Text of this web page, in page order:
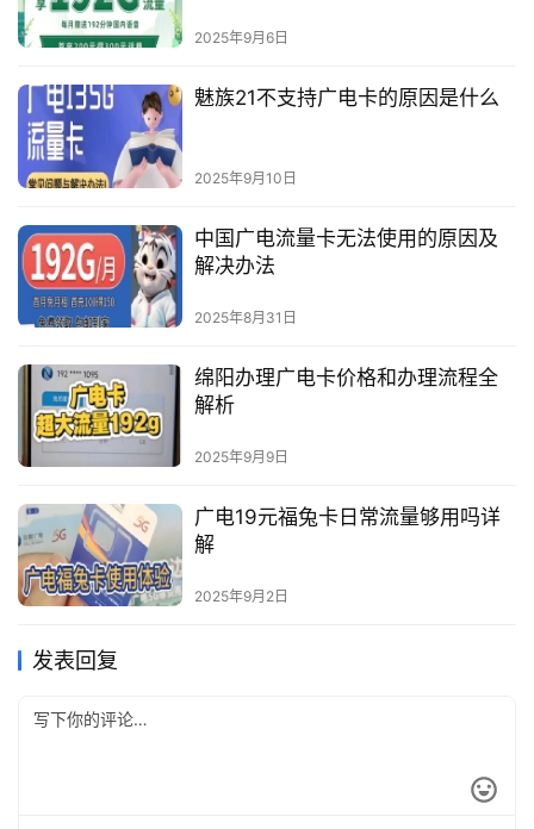
2025年9月6日
魅族21不支持广电卡的原因是什么
2025年9月10日
中国广电流量卡无法使用的原因及
解决办法
2025年8月31日
绵阳办理广电卡价格和办理流程全
解析
2025年9月9日
广电19元福兔卡日常流量够用吗详
解
2025年9月2日
发表回复